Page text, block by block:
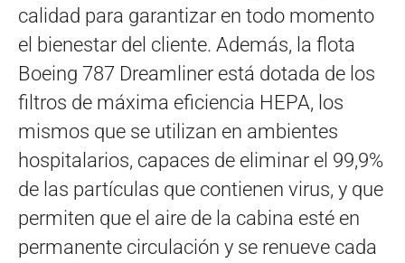
calidad para garantizar en todo momento
el bienestar del cliente. Además, la flota
Boeing 787 Dreamliner está dotada de los
filtros de máxima eficiencia HEPA, los
mismos que se utilizan en ambientes
hospitalarios, capaces de eliminar el 99,9%
de las partículas que contienen virus, y que
permiten que el aire de la cabina esté en
permanente circulación y se renueve cada